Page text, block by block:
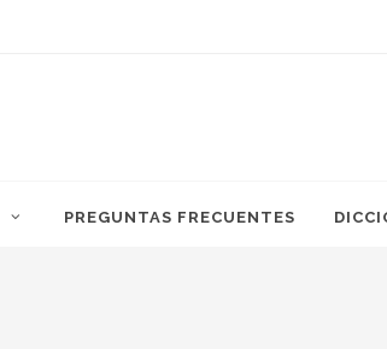
PREGUNTAS FRECUENTES